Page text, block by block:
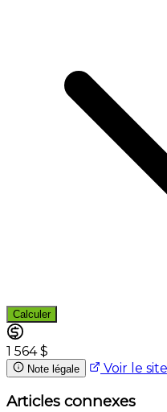
Calculer
1 564 $
Note légale Voir le site
Articles connexes